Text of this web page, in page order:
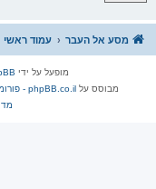
מסע אל העבר עמוד ראשי
מופעל על ידי
מבוסס עלphpBB.co.il - פורומים בעברית